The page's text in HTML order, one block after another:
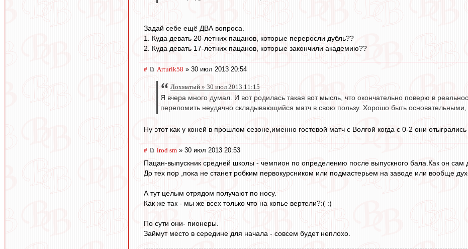
Задай себе ещё ДВА вопроса.
1. Куда девать 20-летних пацанов, которые переросли дубль??
2. Куда девать 17-летних пацанов, которые закончили академию??
# Arturik58 » 30 июл 2013 20:54
Лохматый » 30 июл 2013 11:15
Я вчера много думал. И вот родилась такая вот мысль, что окончательно поверю в
переломить неудачно складывающийся матч в свою пользу. Хорошо быть основательными,
Ну этот как у коней в прошлом сезоне,именно гостевой матч с Волгой когда с 0-2 они
# irod sm » 30 июл 2013 20:53
Пацан-выпускник средней школы - чемпион по определению после выпускного бала.Как он сам
До тех пор ,пока не станет робким первокурсником или подмастерьем на заводе или вообще
А тут целым отрядом получают по носу.
Как же так - мы же всех только что на копье вертели?:( :)
По сути они- пионеры.
Займут место в середине для начала - совсем будет неплохо.